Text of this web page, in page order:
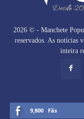
2026 © - Manchete
reservados. As notícias
inteira
9,800 Fãs